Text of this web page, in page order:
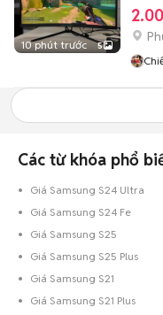
10 phút trước 5
Các từ khóa phổ
Giá Samsung S24 Ultra
Giá Samsung S24 Fe
Giá Samsung S25
Giá Samsung S25 Plus
Giá Samsung S21
Giá Samsung S21 Plus